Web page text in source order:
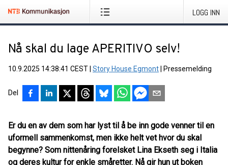
LOGG INN
Nå skal du lage APERITIVO selv!
10.9.2025 14:38:41 CEST Story House Egmont Pressemelding
Del
Er du en av dem som har lyst til å be inn gode venner til en
uformell sammenkomst, men ikke helt vet hvor du skal
begynne? Som nittenåring forelsket Lina Ekseth seg i Italia
og deres kultur for enkle småretter. Nå gir hun ut boken